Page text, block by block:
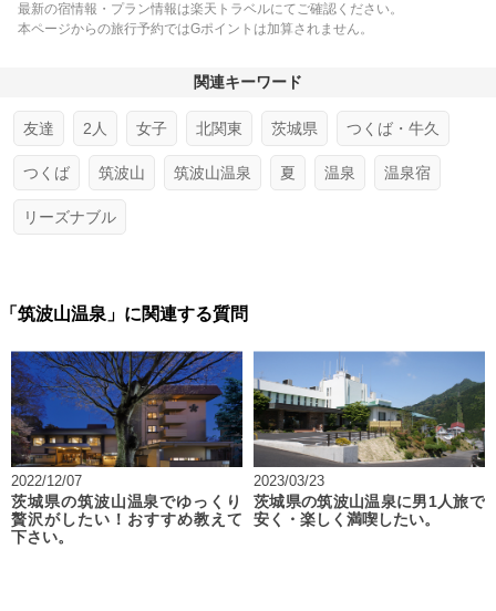
最新の宿情報・プラン情報は楽天トラベルにてご確認ください。
本ページからの旅行予約ではGポイントは加算されません。
関連キーワード
友達 2人 女子 北関東 茨城県 つくば・牛久
つくば 筑波山 筑波山温泉 夏 温泉 温泉宿
リーズナブル
「筑波山温泉」に関連する質問
2022/12/07
茨城県の筑波山温泉でゆっくり
贅沢がしたい！おすすめ教えて
下さい。
2023/03/23
茨城県の筑波山温泉に男1人旅で
安く・楽しく満喫したい。